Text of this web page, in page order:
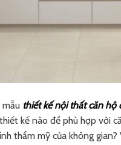
thiết kế nội thất căn hộ
kế nào để phù hợp với
thẩm mỹ của không